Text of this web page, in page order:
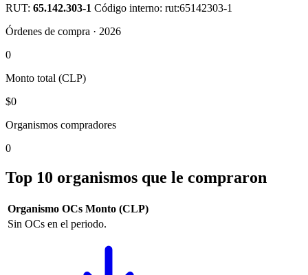
RUT: 65.142.303-1 Código interno: rut:65142303-1
Órdenes de compra · 2026
0
Monto total (CLP)
$0
Organismos compradores
0
Top 10 organismos que le compraron
Organismo OCs Monto (CLP)
Sin OCs en el periodo.